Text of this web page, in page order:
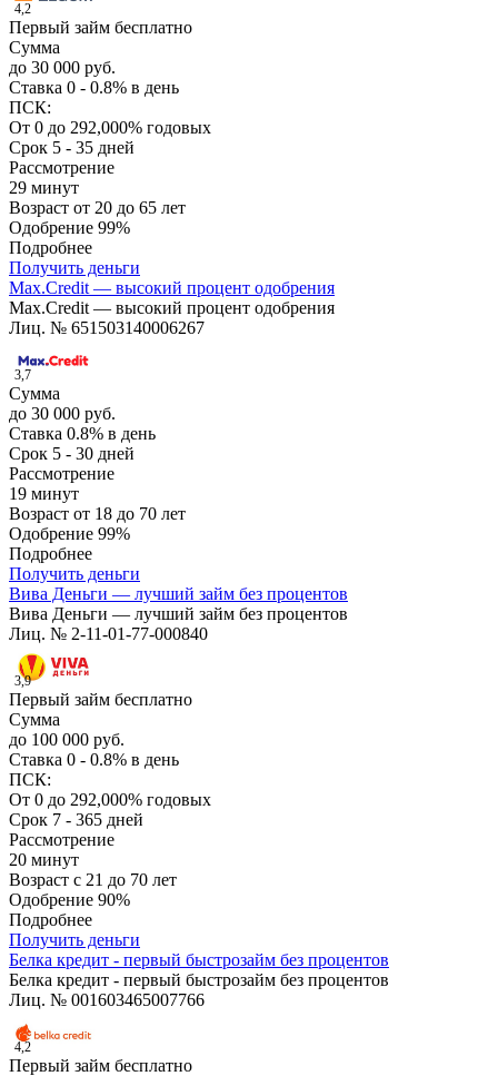
4,2
Первый займ бесплатно
Сумма
до 30 000 руб.
Ставка 0 - 0.8% в день
ПСК:
От 0 до 292,000% годовых
Срок 5 - 35 дней
Рассмотрение
29 минут
Возраст от 20 до 65 лет
Одобрение 99%
Подробнее
Получить деньги
Max.Credit — высокий процент одобрения
Max.Credit — высокий процент одобрения
Лиц. № 651503140006267
3,7
Сумма
до 30 000 руб.
Ставка 0.8% в день
Срок 5 - 30 дней
Рассмотрение
19 минут
Возраст от 18 до 70 лет
Одобрение 99%
Подробнее
Получить деньги
Вива Деньги — лучший займ без процентов
Вива Деньги — лучший займ без процентов
Лиц. № 2-11-01-77-000840
3,9
Первый займ бесплатно
Сумма
до 100 000 руб.
Ставка 0 - 0.8% в день
ПСК:
От 0 до 292,000% годовых
Срок 7 - 365 дней
Рассмотрение
20 минут
Возраст с 21 до 70 лет
Одобрение 90%
Подробнее
Получить деньги
Белка кредит - первый быстрозайм без процентов
Белка кредит - первый быстрозайм без процентов
Лиц. № 001603465007766
4,2
Первый займ бесплатно